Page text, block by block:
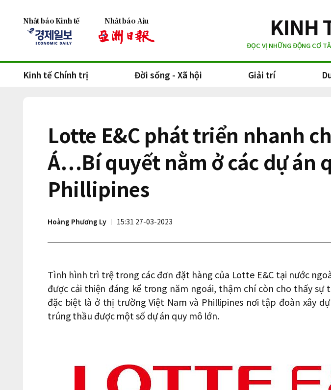
Nhật báo Kinh tế Nhật báo Aju
ĐỌC VỊ NHỮNG ĐỘNG CƠ
Kinh tế Chính trị Đời sống - Xã hội Giải trí
Lotte E&C phát triển nhanh
Á…Bí quyết nằm ở các dự án
Phillipines
Hoàng Phương Ly 15:31 27-03-2023
Tình hình trì trệ trong các đơn đặt hàng của Lotte E&C tại nước
được cải thiện đáng kể trong năm ngoái, thậm chí còn cho thấy sự
đặc biệt là ở thị trường Việt Nam và Phillipines nơi tập đoàn xây
trúng thầu được một số dự án quy mô lớn.